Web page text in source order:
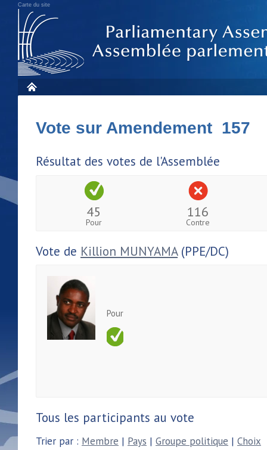
Carte du site
Vote sur Amendement 157
Résultat des votes de l'Assemblée
45
Pour
116
Contre
Vote de Killion MUNYAMA(PPE/DC)
Pour
Tous les participants au vote
Trier par : Membre | Pays | Groupe politique | Choix